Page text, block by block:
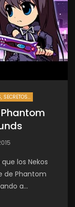
los Nekos
de Phantom
a...